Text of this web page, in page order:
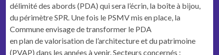
délimité des abords (PDA) qui sera l’écrin, la boîte à bijou,
du périmètre SPR. Une fois le PSMV mis en place, la
Commune envisage de transformer le PDA
en plan de valorisation de l’architecture et du patrimoine
(PVAP) dans les années à venir. Secteurs concernés :